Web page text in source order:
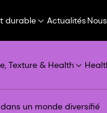
durable Actualités
Texture & Health
un monde diversifié